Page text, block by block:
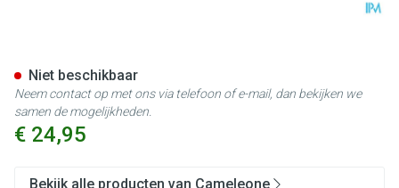
€ 24,95
Niet beschikbaar
Neem contact op met ons via telefoon of e-mail, dan bekijken we
samen de mogelijkheden.
Bekijk alle producten van Cameleone